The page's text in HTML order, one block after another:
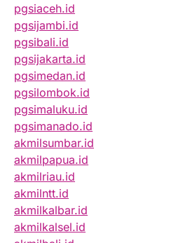
pgsiaceh.id
pgsijambi.id
pgsibali.id
pgsijakarta.id
pgsimedan.id
pgsilombok.id
pgsimaluku.id
pgsimanado.id
akmilsumbar.id
akmilpapua.id
akmilriau.id
akmilntt.id
akmilkalbar.id
akmilkalsel.id